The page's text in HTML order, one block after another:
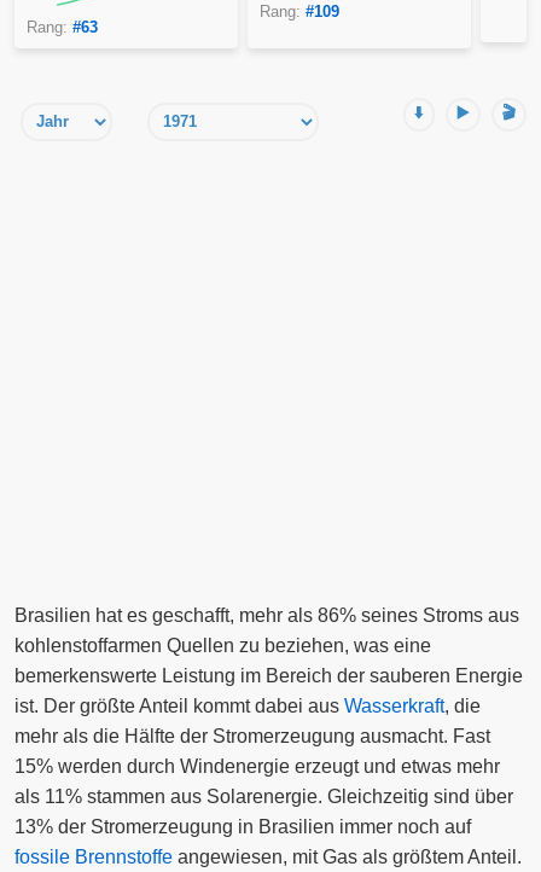
Rang: #63
Rang: #109
⬇️ ▶️ 🎬
Brasilien hat es geschafft, mehr als 86% seines Stroms aus
kohlenstoffarmen Quellen zu beziehen, was eine
bemerkenswerte Leistung im Bereich der sauberen Energie
ist. Der größte Anteil kommt dabei aus Wasserkraft, die
mehr als die Hälfte der Stromerzeugung ausmacht. Fast
15% werden durch Windenergie erzeugt und etwas mehr
als 11% stammen aus Solarenergie. Gleichzeitig sind über
13% der Stromerzeugung in Brasilien immer noch auf
fossile Brennstoffe angewiesen, mit Gas als größtem Anteil.